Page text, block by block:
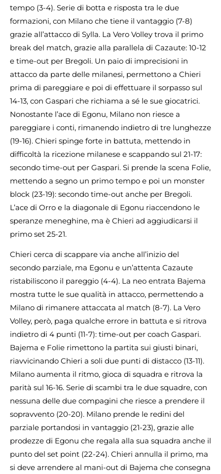
tempo (3-4). Serie di botta e risposta tra le due
formazioni, con Milano che tiene il vantaggio (7-8)
grazie all’attacco di Sylla. La Vero Volley trova il primo
break del match, grazie alla parallela di Cazaute: 10-12
e time-out per Bregoli. Un paio di imprecisioni in
attacco da parte delle milanesi, permettono a Chieri
prima di pareggiare e poi di effettuare il sorpasso sul
14-13, con Gaspari che richiama a sé le sue giocatrici.
Nonostante l’ace di Egonu, Milano non riesce a
pareggiare i conti, rimanendo indietro di tre lunghezze
(19-16). Chieri spinge forte in battuta, mettendo in
difficoltà la ricezione milanese e scappando sul 21-17:
secondo time-out per Gaspari. Si prende la scena Folie,
mettendo a segno un primo tempo e poi un monster
block (23-19): secondo time-out anche per Bregoli.
L’ace di Orro e la diagonale di Egonu riaccendono le
speranze meneghine, ma è Chieri ad aggiudicarsi il
primo set 25-21.
Chieri cerca di scappare via anche all’inizio del
secondo parziale, ma Egonu e un’attenta Cazaute
ristabiliscono il pareggio (4-4). La neo entrata Bajema
mostra tutte le sue qualità in attacco, permettendo a
Milano di rimanere attaccata al match (8-7). La Vero
Volley, però, paga qualche errore in battuta e si ritrova
indietro di 4 punti (11-7): time-out per coach Gaspari.
Bajema e Folie rimettono la partita sui giusti binari,
riavvicinando Chieri a soli due punti di distacco (13-11).
Milano aumenta il ritmo, gioca di squadra e ritrova la
parità sul 16-16. Serie di scambi tra le due squadre, con
nessuna delle due compagini che riesce a prendere il
sopravvento (20-20). Milano prende le redini del
parziale portandosi in vantaggio (21-23), grazie alle
prodezze di Egonu che regala alla sua squadra anche il
punto del set point (22-24). Chieri annulla il primo, ma
si deve arrendere al mani-out di Bajema che consegna